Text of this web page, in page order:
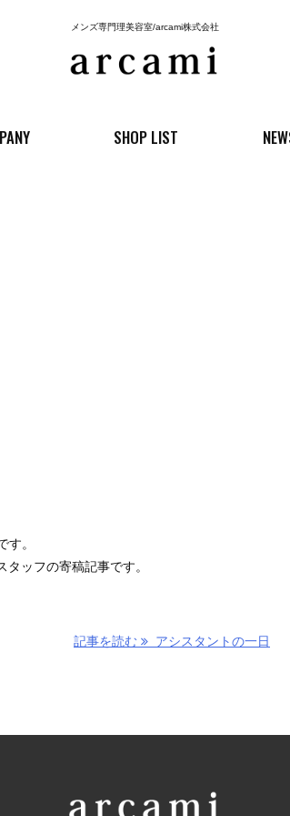
メンズ専門理美容室/arcami株式会社
SHOP LIST
。
ッフの寄稿記事です。
記事を読む
アシスタントの一日